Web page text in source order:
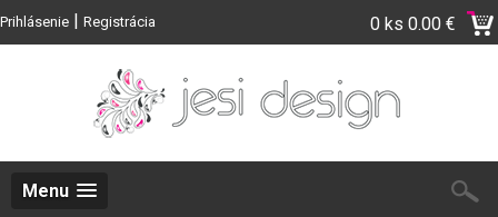
Prihlásenie | Registrácia 0 ks 0.00 €
Menu